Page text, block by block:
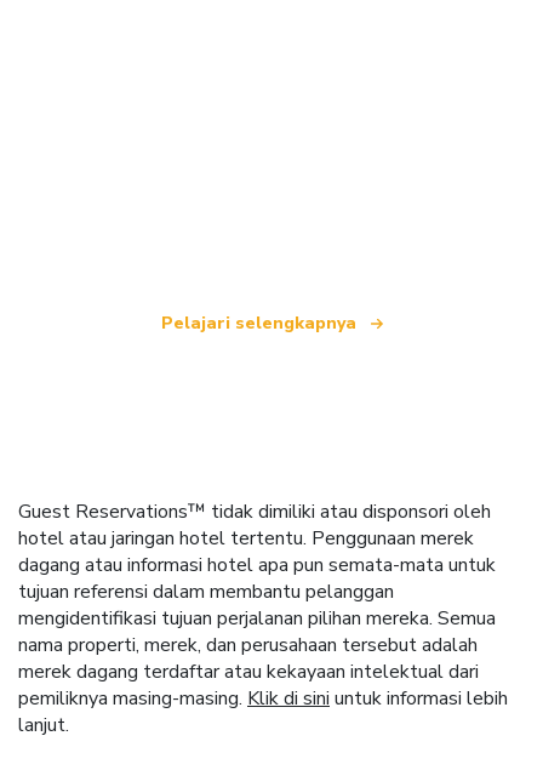
Pelajari selengkapnya
Guest Reservations™ tidak dimiliki atau disponsori oleh
hotel atau jaringan hotel tertentu. Penggunaan merek
dagang atau informasi hotel apa pun semata-mata untuk
tujuan referensi dalam membantu pelanggan
mengidentifikasi tujuan perjalanan pilihan mereka. Semua
nama properti, merek, dan perusahaan tersebut adalah
merek dagang terdaftar atau kekayaan intelektual dari
pemiliknya masing-masing. Klik di sini untuk informasi lebih
lanjut.